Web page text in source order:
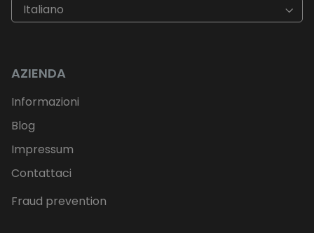
Italiano
AZIENDA
Informazioni
Blog
Impressum
Contattaci
Fraud prevention